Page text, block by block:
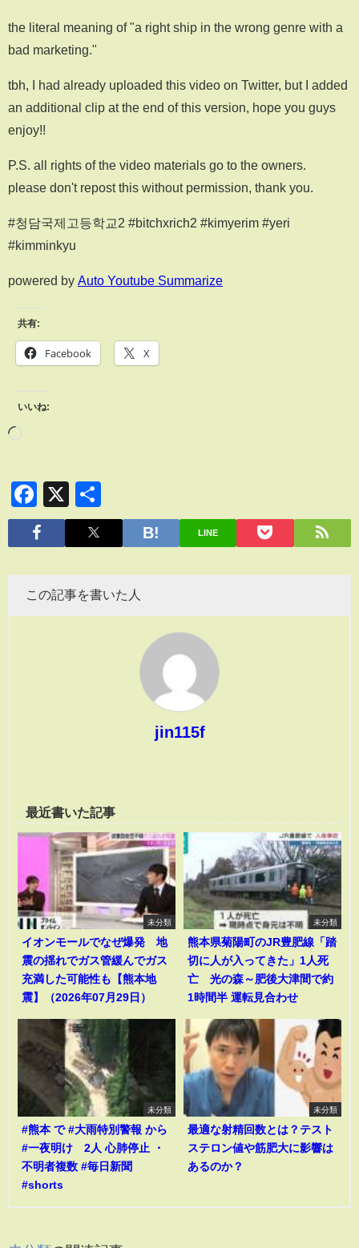
the literal meaning of "a right ship in the wrong genre with a
bad marketing."
tbh, I had already uploaded this video on Twitter, but I added
an additional clip at the end of this version, hope you guys
enjoy!!
P.S. all rights of the video materials go to the owners.
please don't repost this without permission, thank you.
#청담국제고등학교2 #bitchxrich2 #kimyerim #yeri
#kimminkyu
powered by Auto Youtube Summarize
共有:
Facebook X
いいね:
Facebook
X
有
LINE
この記事を書いた人
jin115f
最近書いた記事
未分類
イオンモールでなぜ爆発 地
震の揺れでガス管緩んでガス
充満した可能性も【熊本地
震】（2026年07月29日）
未分類
熊本県菊陽町のJR豊肥線「踏
切に人が入ってきた」1人死
亡 光の森～肥後大津間で約
1時間半 運転見合わせ
未分類
#熊本 で #大雨特別警報 から
#一夜明け 2人 心肺停止 ・
不明者複数 #毎日新聞
#shorts
未分類
最適な射精回数とは？テスト
ステロン値や筋肥大に影響は
あるのか？